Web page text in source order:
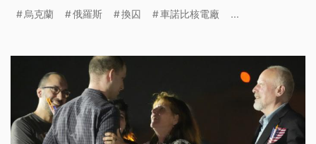
烏克蘭 俄羅斯 換囚 車諾比核電廠 ...